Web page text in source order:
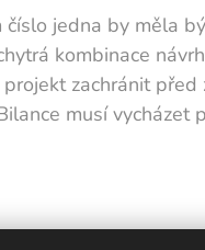
číslo jedna by měla
kombinace
projekt zachránit
musí vycházet